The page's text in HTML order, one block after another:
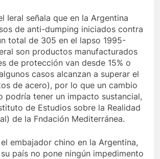
Ieral señala que en la Argentina
de anti-dumping iniciados contra
total de 305 en el lapso 1995-
son productos manufacturados
de protección van desde 15% o
casos alcanzan a superar el
de acero), por lo que un cambio
podría tener un impacto sustancial,
de Estudios sobre la Realidad
de la Fndación Mediterránea.
embajador chino en la Argentina,
país no pone ningún impedimento